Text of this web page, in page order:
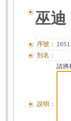
巫迪
序號：
別名：
說明：
請將